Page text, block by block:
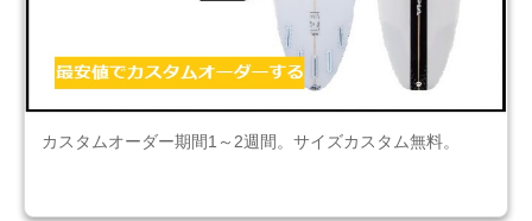
カスタムオーダー期間1～2週間。サイズカスタム無料。